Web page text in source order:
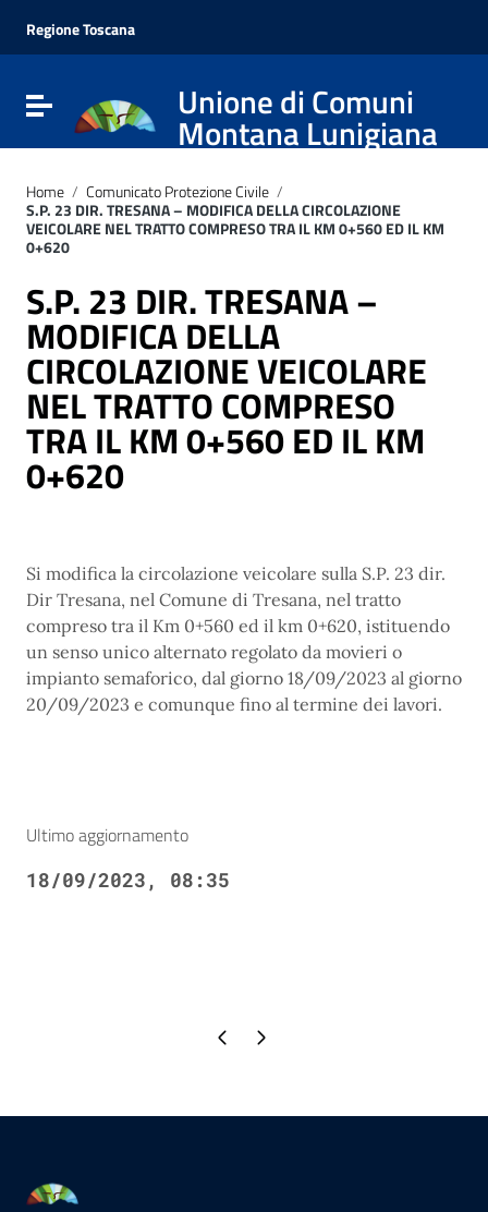
Vai al menu di navigazione
Vai al footer
Regione Toscana
Attiva / disattiva la navigazioneUnione di Comuni
Montana Lunigiana
Home / Comunicato Protezione Civile /
S.P. 23 DIR. TRESANA – MODIFICA DELLA CIRCOLAZIONE
VEICOLARE NEL TRATTO COMPRESO TRA IL KM 0+560 ED IL KM
0+620
S.P. 23 DIR. TRESANA –
MODIFICA DELLA
CIRCOLAZIONE VEICOLARE
NEL TRATTO COMPRESO
TRA IL KM 0+560 ED IL KM
0+620
Si modifica la circolazione veicolare sulla S.P. 23 dir.
Dir Tresana, nel Comune di Tresana, nel tratto
compreso tra il Km 0+560 ed il km 0+620, istituendo
un senso unico alternato regolato da movieri o
impianto semaforico, dal giorno 18/09/2023 al giorno
20/09/2023 e comunque fino al termine dei lavori.
Ultimo aggiornamento
18/09/2023, 08:35
Pagina precedente
Pagina successiva